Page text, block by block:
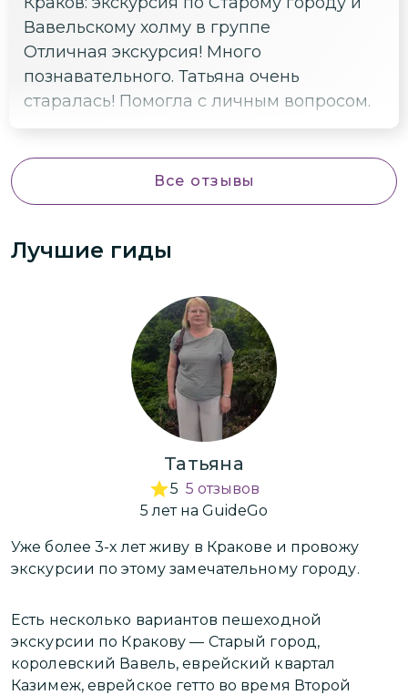
Вавельскому холму в группе
Отличная экскурсия! Много
познавательного. Татьяна очень
старалась! Помогла с личным вопросом.
Все отзывы
Лучшие гиды
Татьяна
5 5 отзывов
5 летна GuideGo
Уже более 3-х лет живу в Кракове и провожу
экскурсии по этому замечательному городу.
Есть несколько вариантов пешеходной
экскурсии по Кракову — Старый город,
королевский Вавель, еврейский квартал
Казимеж, еврейское гетто во время Второй